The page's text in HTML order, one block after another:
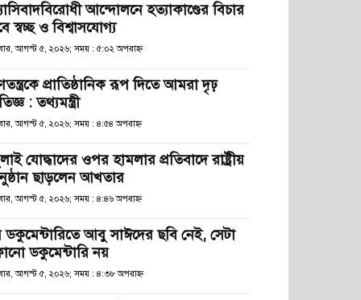
আন্দোলনে হত্যাকাণ্ডের বিচার
স্বচ্ছ ও বিশ্বাসযোগ্য
আগস্ট ৫, ২০২৬; সময় : ৫:০২ অপরাহ্ণ
প্রাতিষ্ঠানিক রূপ দিতে আমরা দৃঢ়
: তথ্যমন্ত্রী
আগস্ট ৫, ২০২৬; সময় : ৪:৫৪ অপরাহ্ণ
যোদ্ধাদের ওপর হামলার প্রতিবাদে রাষ্ট্রীয়
ছাড়লেন আখতার
আগস্ট ৫, ২০২৬; সময় : ৪:৪৬ অপরাহ্ণ
ডকুমেন্টারিতে আবু সাঈদের ছবি নেই, সেটা
ডকুমেন্টারি নয়
আগস্ট ৫, ২০২৬; সময় : ৪:৩৮ অপরাহ্ণ